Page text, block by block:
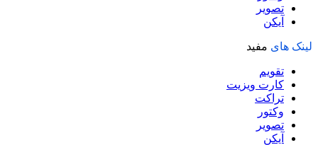
تصویر
آیکن
لینک های مفید
تقویم
کارت ویزیت
تراکت
وکتور
تصویر
آیکن